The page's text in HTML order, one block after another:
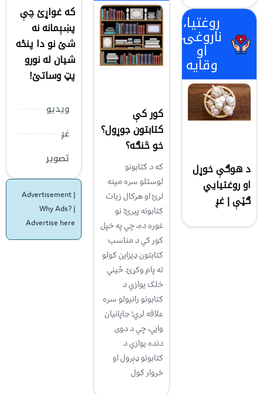
روغتیا،
ناروغۍ
او
وقایه
د هوګې خوړل
او روغتیایي
ګټې | غږ
کور کې
کتابتون جوړول؟
خو څنګه؟
که د کتابونو
لوستلو سره مینه
لرئ او هرکال زيات
کتابونه پیرئ؛ نو
غوره ده، چي په خپل
کور کي د مناسب
کتابتون ډیزاین کولو
ته پام وکړئ. ځیني
خلک یوازي د
کتابونو رانیولو سره
علاقه لري؛ جاپانيان
وايي، چي د دوی
دنده يوازي د
کتابونو ډېرول او
خروار کول
که غواړئ چې
پښېمانه نه
شئ نو دا پنځه
شیان له نورو
پټ وساتئ!
ویدیو
غږ
تصویر
Advertisement |
Why Ads? |
Advertise here